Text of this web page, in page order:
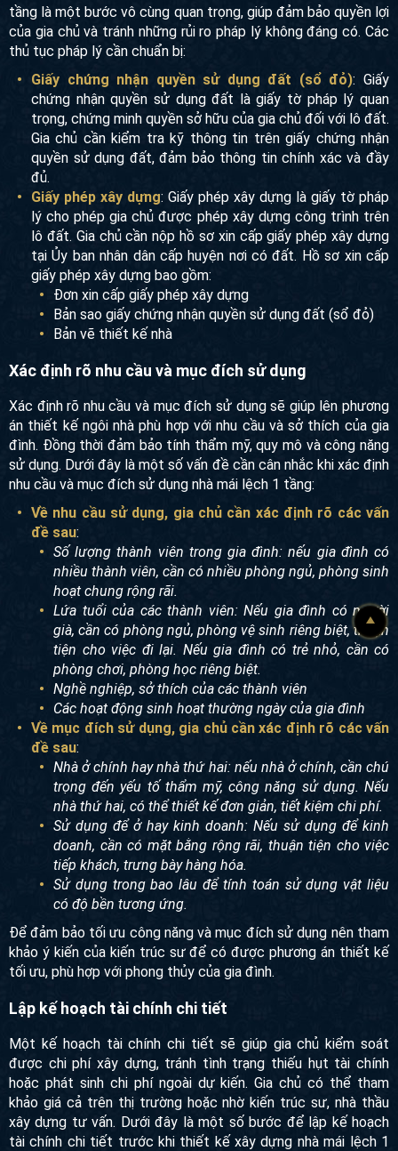
tầng là một bước vô cùng quan trọng, giúp đảm bảo quyền lợi
của gia chủ và tránh những rủi ro pháp lý không đáng có. Các
thủ tục pháp lý cần chuẩn bị:
Giấy chứng nhận quyền sử dụng đất (sổ đỏ): Giấy
chứng nhận quyền sử dụng đất là giấy tờ pháp lý quan
trọng, chứng minh quyền sở hữu của gia chủ đối với lô đất.
Gia chủ cần kiểm tra kỹ thông tin trên giấy chứng nhận
quyền sử dụng đất, đảm bảo thông tin chính xác và đầy
đủ.
Giấy phép xây dựng: Giấy phép xây dựng là giấy tờ pháp
lý cho phép gia chủ được phép xây dựng công trình trên
lô đất. Gia chủ cần nộp hồ sơ xin cấp giấy phép xây dựng
tại Ủy ban nhân dân cấp huyện nơi có đất. Hồ sơ xin cấp
giấy phép xây dựng bao gồm:
Đơn xin cấp giấy phép xây dựng
Bản sao giấy chứng nhận quyền sử dụng đất (sổ đỏ)
Bản vẽ thiết kế nhà
Xác định rõ nhu cầu và mục đích sử dụng
Xác định rõ nhu cầu và mục đích sử dụng sẽ giúp lên phương
án thiết kế ngôi nhà phù hợp với nhu cầu và sở thích của gia
đình. Đồng thời đảm bảo tính thẩm mỹ, quy mô và công năng
sử dụng. Dưới đây là một số vấn đề cần cân nhắc khi xác định
nhu cầu và mục đích sử dụng nhà mái lệch 1 tầng:
Về nhu cầu sử dụng, gia chủ cần xác định rõ các vấn
đề sau:
Số lượng thành viên trong gia đình: nếu gia đình có
nhiều thành viên, cần có nhiều phòng ngủ, phòng sinh
hoạt chung rộng rãi.
Lứa tuổi của các thành viên: Nếu gia đình có người
già, cần có phòng ngủ, phòng vệ sinh riêng biệt, thuận
tiện cho việc đi lại. Nếu gia đình có trẻ nhỏ, cần có
phòng chơi, phòng học riêng biệt.
Nghề nghiệp, sở thích của các thành viên
Các hoạt động sinh hoạt thường ngày của gia đình
Về mục đích sử dụng, gia chủ cần xác định rõ các vấn
đề sau:
Nhà ở chính hay nhà thứ hai: nếu nhà ở chính, cần chú
trọng đến yếu tố thẩm mỹ, công năng sử dụng. Nếu
nhà thứ hai, có thể thiết kế đơn giản, tiết kiệm chi phí.
Sử dụng để ở hay kinh doanh: Nếu sử dụng để kinh
doanh, cần có mặt bằng rộng rãi, thuận tiện cho việc
tiếp khách, trưng bày hàng hóa.
Sử dụng trong bao lâu để tính toán sử dụng vật liệu
có độ bền tương ứng.
Để đảm bảo tối ưu công năng và mục đích sử dụng nên tham
khảo ý kiến của kiến trúc sư để có được phương án thiết kế
tối ưu, phù hợp với phong thủy của gia đình.
Lập kế hoạch tài chính chi tiết
Một kế hoạch tài chính chi tiết sẽ giúp gia chủ kiểm soát
được chi phí xây dựng, tránh tình trạng thiếu hụt tài chính
hoặc phát sinh chi phí ngoài dự kiến. Gia chủ có thể tham
khảo giá cả trên thị trường hoặc nhờ kiến trúc sư, nhà thầu
xây dựng tư vấn. Dưới đây là một số bước để lập kế hoạch
tài chính chi tiết trước khi thiết kế xây dựng nhà mái lệch 1